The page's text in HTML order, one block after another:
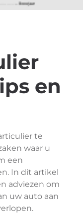
en
te
waar u
een
In dit artikel
adviezen om
uw auto aan